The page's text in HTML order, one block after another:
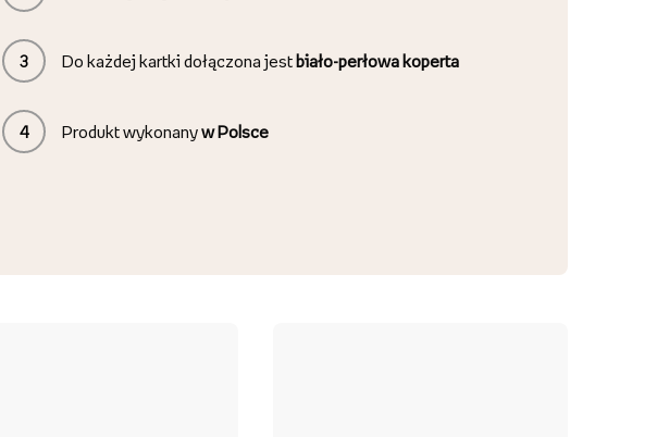
3 Do każdej kartki dołączona jest biało-perłowa koperta
4 Produkt wykonanyw Polsce